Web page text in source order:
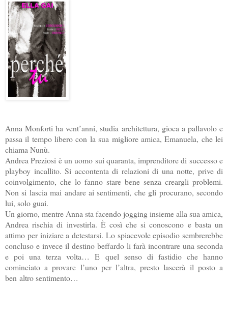
Anna Monforti ha vent’anni, studia architettura, gioca a pallavolo e
passa il tempo libero con la sua migliore amica, Emanuela, che lei
chiama Nunù.
Andrea Preziosi è un uomo sui quaranta, imprenditore di successo e
playboy incallito. Si accontenta di relazioni di una notte, prive di
coinvolgimento, che lo fanno stare bene senza creargli problemi.
Non si lascia mai andare ai sentimenti, che gli procurano, secondo
lui, solo guai.
Un giorno, mentre Anna sta facendo jogging insieme alla sua amica,
Andrea rischia di investirla. È così che si conoscono e basta un
attimo per iniziare a detestarsi. Lo spiacevole episodio sembrerebbe
concluso e invece il destino beffardo li farà incontrare una seconda
e poi una terza volta… E quel senso di fastidio che hanno
cominciato a provare l’uno per l’altra, presto lascerà il posto a
ben altro sentimento…